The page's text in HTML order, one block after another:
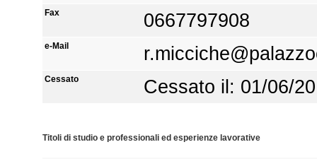
Fax 0667797908
e-Mail
Cessato Cessato il: 01/06/
Titoli di studio e professionali ed esperienze lavorative